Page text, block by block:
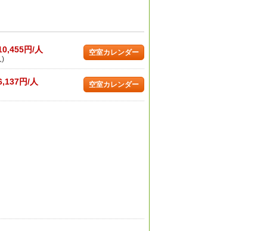
円/人
)
空室カレンダー
円/人 空室カレンダー